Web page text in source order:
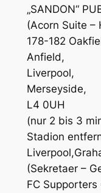
„SANDON“
(Acorn Suite –
178-182
Anfield,
Liverpool,
Merseyside,
L4 0UH
(nur 2 bis 3
Stadion
(Sekretaer –
FC Supporters